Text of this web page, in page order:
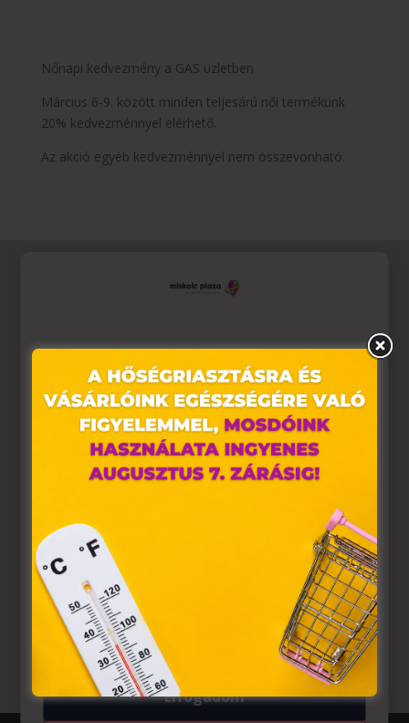
Nőnapi kedvezmény a GAS üzletben
Március 6-9. között minden teljesárú női termékünk
20% kedvezménnyel elérhető.
Az akció egyéb kedvezménnyel nem összevonható.
Ez az oldal sütiket használ
Weboldalunkon „cookie"-kat (továbbiakban „süti")
alkalmazunk. Ezek olyan fájlok, melyek információt
tárolnak webes böngészőjében. Ehhez az Ön
hozzájárulása szükséges.
A „sütiket" az elektronikus hírközlésről szóló 2003. évi C.
törvény, az elektronikus kereskedelmi szolgáltatások, az
információs társadalommal összefüggő szolgáltatások
egyes kérdéseiről szóló 2001. évi CVIII. törvény, valamint
az Európai Unió előírásainak megfelelően használjuk.
Azon weblapoknak, melyek az Európai Unió országain
belül működnek, a „sütik" használatához, és ezeknek a
felhasználó számítógépén vagy egyéb eszközén történő
tárolásához a felhasználók hozzájárulását kell kérniük.
Elfogadom